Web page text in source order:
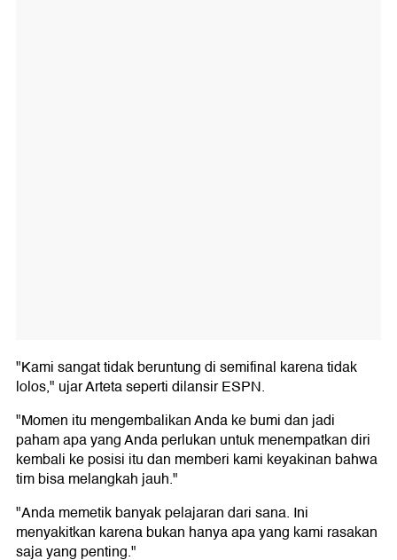
"Kami sangat tidak beruntung di semifinal karena tidak
lolos," ujar Arteta seperti dilansir ESPN.
"Momen itu mengembalikan Anda ke bumi dan jadi
paham apa yang Anda perlukan untuk menempatkan diri
kembali ke posisi itu dan memberi kami keyakinan bahwa
tim bisa melangkah jauh."
"Anda memetik banyak pelajaran dari sana. Ini
menyakitkan karena bukan hanya apa yang kami rasakan
saja yang penting."